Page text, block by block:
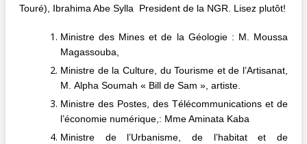
Touré), Ibrahima Abe Sylla President de la NGR. Lisez plutôt!
Ministre des Mines et de la Géologie : M. Moussa
Magassouba,
Ministre de la Culture, du Tourisme et de l’Artisanat,
M. Alpha Soumah « Bill de Sam », artiste.
Ministre des Postes, des Télécommunications et de
l’économie numérique,: Mme Aminata Kaba
Ministre de l’Urbanisme, de l’habitat et de